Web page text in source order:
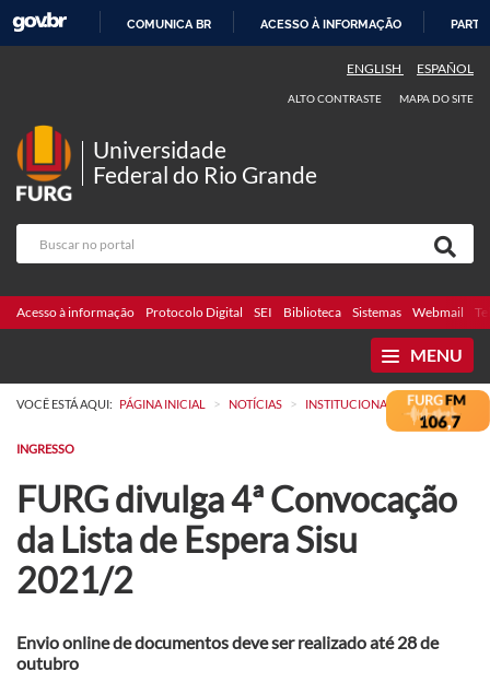
COMUNICA BR ACESSO À INFORMAÇÃO
ENGLISH ESPAÑOL
ALTO CONTRASTE MAPA DO SITE
Universidade
Federal do Rio Grande
Acesso à informação Protocolo Digital SEI Biblioteca Sistemas Webmail
MENU
VOCÊ ESTÁ AQUI: PÁGINA INICIAL > NOTÍCIAS > INSTITUCIONAL
INGRESSO
FURG divulga 4ª Convocação
da Lista de Espera Sisu
2021/2
Envio online de documentos deve ser realizado até 28 de
outubro